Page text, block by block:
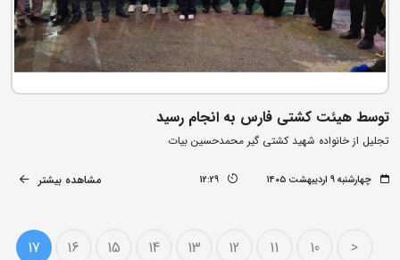
توسط هیئت کشتی فارس به انجام رسید
تجلیل از خانواده شهید کشتی گیر محمدحسین بیات
چهارشنبه ۹ اردیبهشت ۱۴۰۵ 12:29 مشاهده بیشتر
<
10
11
12
13
14
15
16
17